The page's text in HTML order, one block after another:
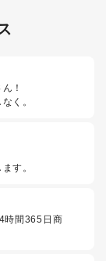
！
く。
す。
時間365日商